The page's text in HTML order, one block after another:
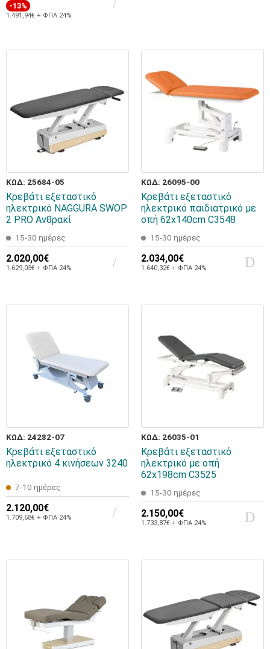
-13%
1.491,94€ + ΦΠΑ 24%
ΚΩΔ: 25684-05
Κρεβάτι εξεταστικό
ηλεκτρικό NAGGURA SWOP
2 PRO Ανθρακί
15-30 ημέρες
2.020,00€
1.629,03€ + ΦΠΑ 24%
ΚΩΔ: 26095-00
Κρεβάτι εξεταστικό
ηλεκτρικό παιδιατρικό με
οπή 62x140cm C3548
15-30 ημέρες
2.034,00€
1.640,32€ + ΦΠΑ 24%
ΚΩΔ: 24282-07
Κρεβάτι εξεταστικό
ηλεκτρικό 4 κινήσεων 3240
7-10 ημέρες
2.120,00€
1.709,68€ + ΦΠΑ 24%
ΚΩΔ: 26035-01
Κρεβάτι εξεταστικό
ηλεκτρικό με οπή
62x198cm C3525
15-30 ημέρες
2.150,00€
1.733,87€ + ΦΠΑ 24%